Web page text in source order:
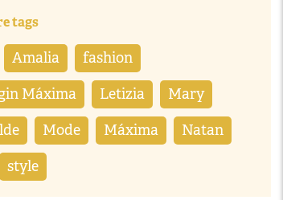
tags
Amalia fashion
Máxima Letizia Mary
Mode Máxima Natan
style